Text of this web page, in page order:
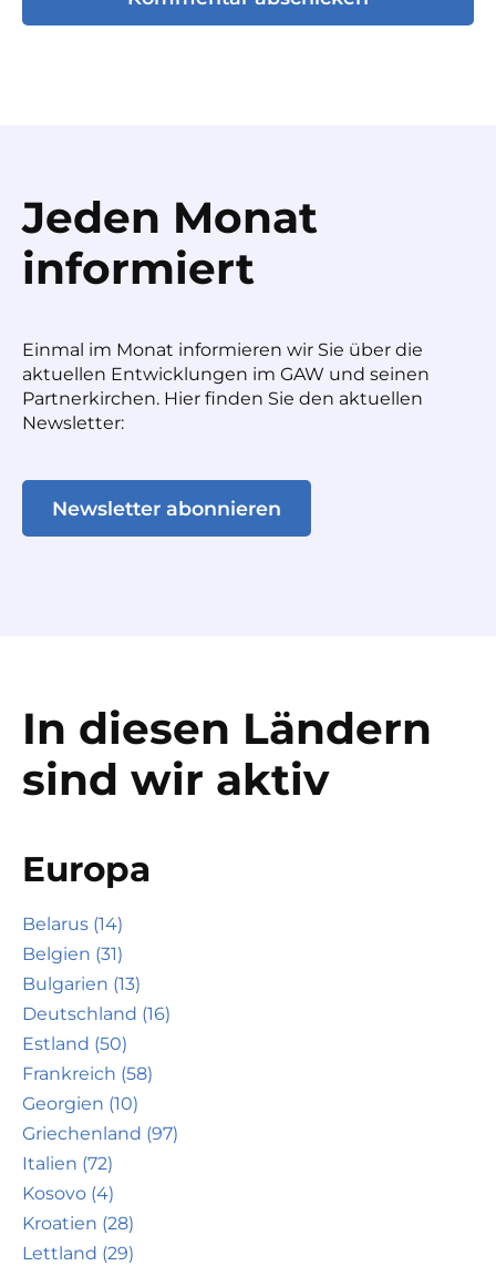
Jeden Monat
informiert
Einmal im Monat informieren wir Sie über die
aktuellen Entwicklungen im GAW und seinen
Partnerkirchen. Hier finden Sie den aktuellen
Newsletter:
Newsletter abonnieren
In diesen Ländern
sind wir aktiv
Europa
Belarus (14)
Belgien (31)
Bulgarien (13)
Deutschland (16)
Estland (50)
Frankreich (58)
Georgien (10)
Griechenland (97)
Italien (72)
Kosovo (4)
Kroatien (28)
Lettland (29)